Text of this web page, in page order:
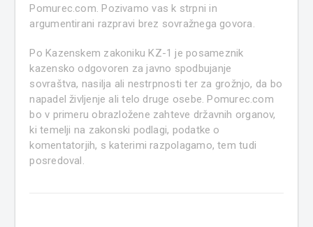
Pomurec.com. Pozivamo vas k strpni in
argumentirani razpravi brez sovražnega govora.
Po Kazenskem zakoniku KZ-1 je posameznik
kazensko odgovoren za javno spodbujanje
sovraštva, nasilja ali nestrpnosti ter za grožnjo, da bo
napadel življenje ali telo druge osebe. Pomurec.com
bo v primeru obrazložene zahteve državnih organov,
ki temelji na zakonski podlagi, podatke o
komentatorjih, s katerimi razpolagamo, tem tudi
posredoval.